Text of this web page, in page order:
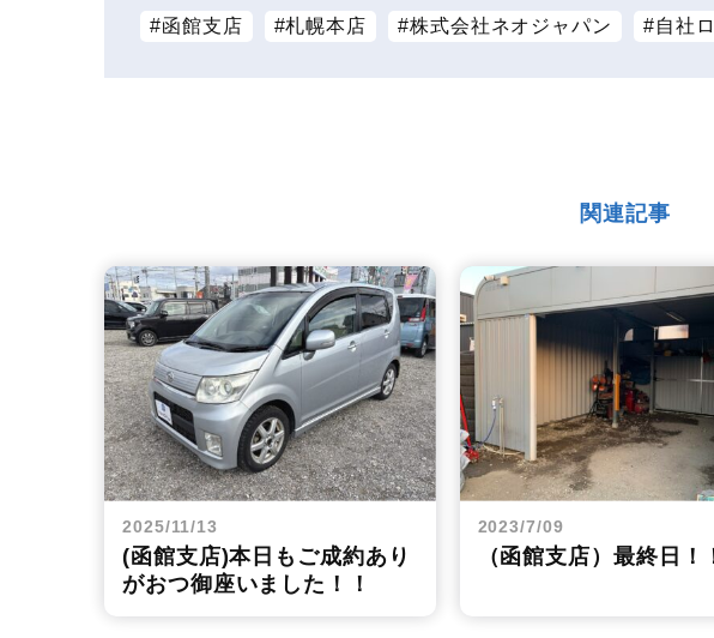
函館支店 札幌本店 株式会社ネオジャパン 自社
関連記事
2025/11/13
(函館支店)本日もご成約あり
がおつ御座いました！！
2023/7/09
（函館支店）最終日！